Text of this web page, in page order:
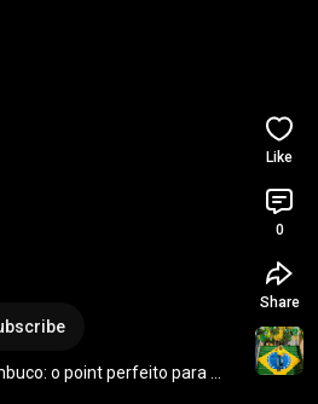
o point perfeito para
Like
0
Share